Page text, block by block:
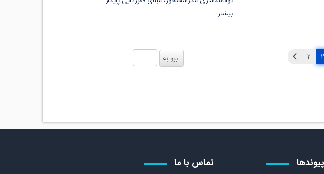
بیشتر
۲
پیوندها تماس با ما